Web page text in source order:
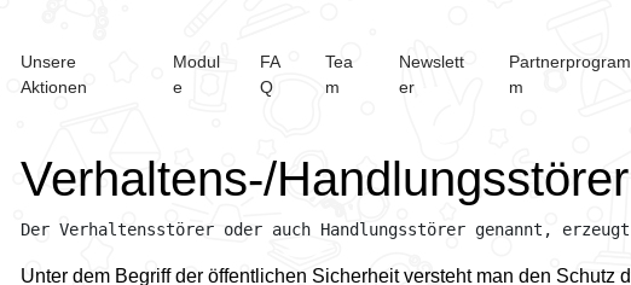
Unsere
Aktionen
Modul
e
FA
Q
Tea
m
Newslett
er
Partnerprogram
m
Verhaltens-/Handlungsstörer
Der Verhaltensstörer oder auch Handlungsstörer genannt,
Unter dem Begriff der öffentlichen Sicherheit versteht man den Schutz